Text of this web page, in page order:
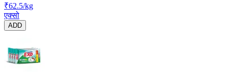
₹62.5/kg
एक्सो
ADD